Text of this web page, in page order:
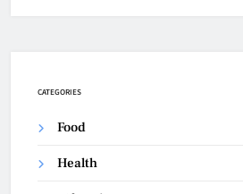
CATEGORIES
Food
Health